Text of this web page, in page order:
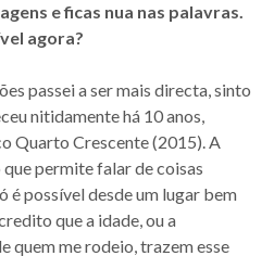
e ficas nua nas palavras.
agora?
passei a ser mais directa, sinto
nitidamente há 10 anos,
Quarto Crescente (2015). A
que permite falar de coisas
é possível desde um lugar bem
que a idade, ou a
quem me rodeio, trazem esse